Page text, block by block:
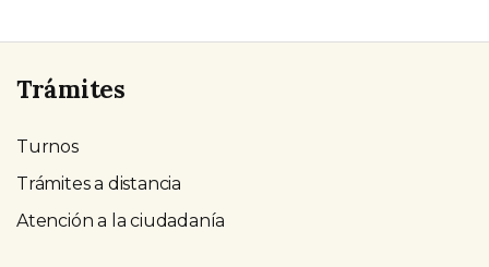
Trámites
Turnos
Trámites a distancia
Atención a la ciudadanía